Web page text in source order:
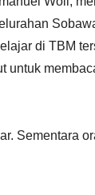
di TBM
untuk
Sementara